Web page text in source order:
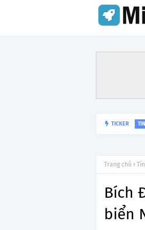
TICKER
Trang chủ
Bích
biển